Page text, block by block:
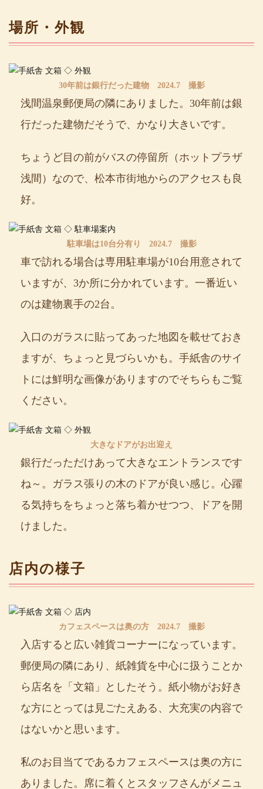
場所・外観
30年前は銀行だった建物 2024.7 撮影
浅間温泉郵便局の隣にありました。30年前は銀
行だった建物だそうで、かなり大きいです。
ちょうど目の前がバスの停留所（ホットプラザ
浅間）なので、松本市街地からのアクセスも良
好。
駐車場は10台分有り 2024.7 撮影
車で訪れる場合は専用駐車場が10台用意されて
いますが、3か所に分かれています。一番近い
のは建物裏手の2台。
入口のガラスに貼ってあった地図を載せておき
ますが、ちょっと見づらいかも。手紙舎のサイ
トには鮮明な画像がありますのでそちらもご覧
ください。
大きなドアがお出迎え
銀行だっただけあって大きなエントランスです
ね～。ガラス張りの木のドアが良い感じ。心躍
る気持ちをちょっと落ち着かせつつ、ドアを開
けました。
店内の様子
カフェスペースは奥の方 2024.7 撮影
入店すると広い雑貨コーナーになっています。
郵便局の隣にあり、紙雑貨を中心に扱うことか
ら店名を「文箱」としたそう。紙小物がお好き
な方にとっては見ごたえある、大充実の内容で
はないかと思います。
私のお目当てであるカフェスペースは奥の方に
ありました。席に着くとスタッフさんがメニュ